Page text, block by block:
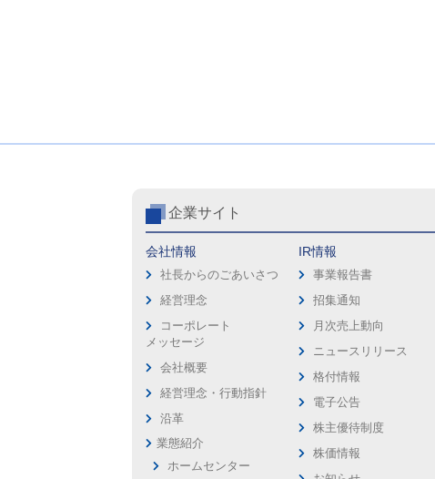
企業サイト
会社情報
社長からのごあいさつ
経営理念
コーポレート
メッセージ
会社概要
経営理念・行動指針
沿革
業態紹介
ホームセンター
IR情報
事業報告書
招集通知
月次売上動向
ニュースリリース
格付情報
電子公告
株主優待制度
株価情報